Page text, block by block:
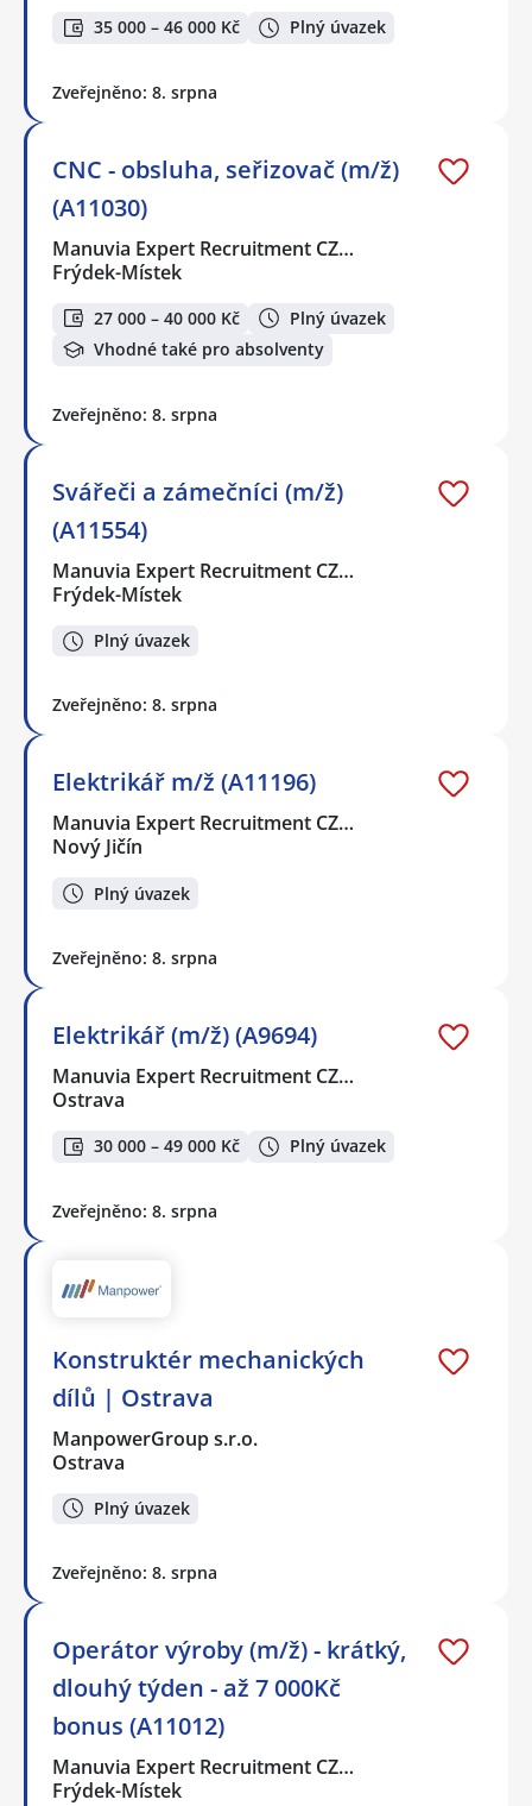
35 000 – 46 000 Kč Plný úvazek
Zveřejněno: 8. srpna
CNC - obsluha, seřizovač (m/ž)
(A11030)
Manuvia Expert Recruitment CZ…
Frýdek-Místek
27 000 – 40 000 Kč
Plný úvazek
Vhodné také pro absolventy
Zveřejněno: 8. srpna
Svářeči a zámečníci (m/ž)
(A11554)
Manuvia Expert Recruitment CZ…
Frýdek-Místek
Plný úvazek
Zveřejněno: 8. srpna
Elektrikář m/ž (A11196)
Manuvia Expert Recruitment CZ…
Nový Jičín
Plný úvazek
Zveřejněno: 8. srpna
Elektrikář (m/ž) (A9694)
Manuvia Expert Recruitment CZ…
Ostrava
30 000 – 49 000 Kč Plný úvazek
Zveřejněno: 8. srpna
Konstruktér mechanických
dílů | Ostrava
ManpowerGroup s.r.o.
Ostrava
Plný úvazek
Zveřejněno: 8. srpna
Operátor výroby (m/ž) - krátký,
dlouhý týden - až 7 000Kč
bonus (A11012)
Manuvia Expert Recruitment CZ…
Frýdek-Místek